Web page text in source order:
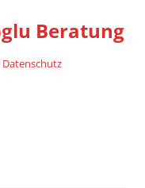
Beratung